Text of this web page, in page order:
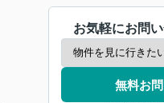
お気軽にお問
無料お